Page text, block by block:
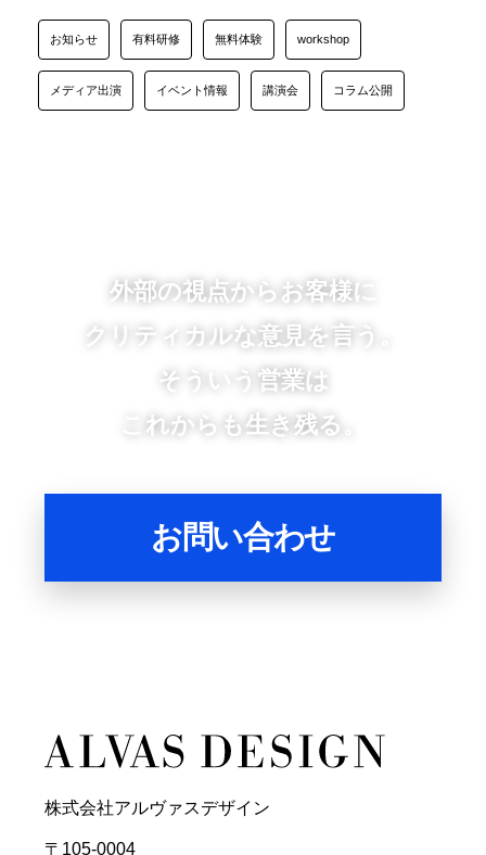
お知らせ 有料研修 無料体験 workshop
メディア出演 イベント情報 講演会 コラム公開
外部の視点からお客様に
クリティカルな意見を言う。
そういう営業は
これからも生き残る。
お問い合わせ
株式会社アルヴァスデザイン
〒105-0004